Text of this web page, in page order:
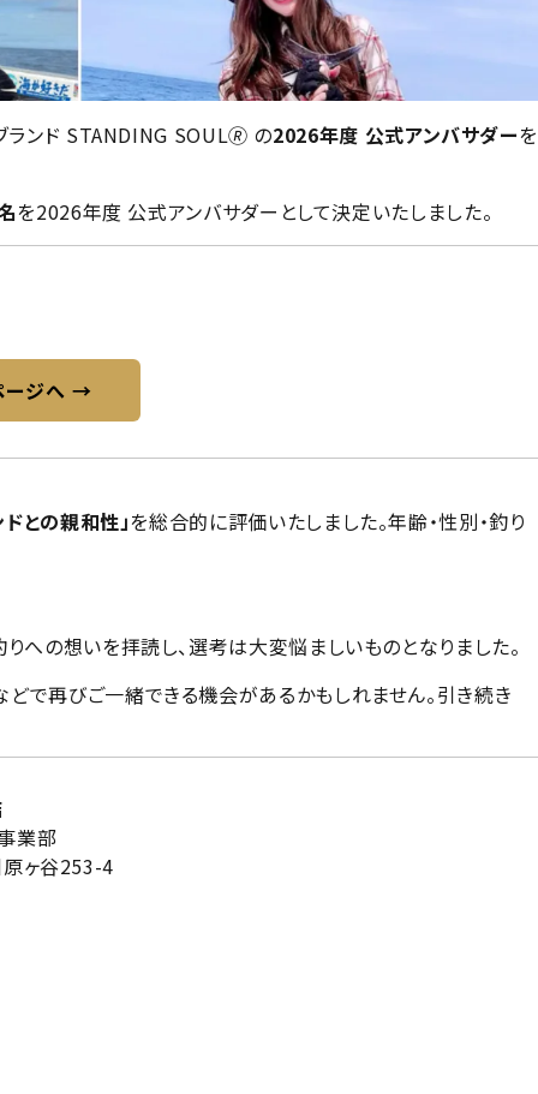
ランド STANDING SOUL🄬 の2026年度 公式アンバサダーを
を2026年度 公式アンバサダーとして決定いたしました。
ージへ →
ドとの親和性」を総合的に評価いたしました。年齢・性別・釣り
への想いを拝読し、選考は大変悩ましいものとなりました。
で再びご一緒できる機会があるかもしれません。引き続き
業部
ヶ谷253-4